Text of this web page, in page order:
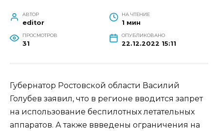
АВТОР
editor
НА ЧТЕНИЕ
1 мин
ПРОСМОТРОВ
31
ОПУБЛИКОВАНО
22.12.2022 15:11
Губернатор Ростовской области Василий
Голубев заявил, что в регионе вводится запрет
на использование беспилотных летательных
аппаратов. А также ввведены ограничения на